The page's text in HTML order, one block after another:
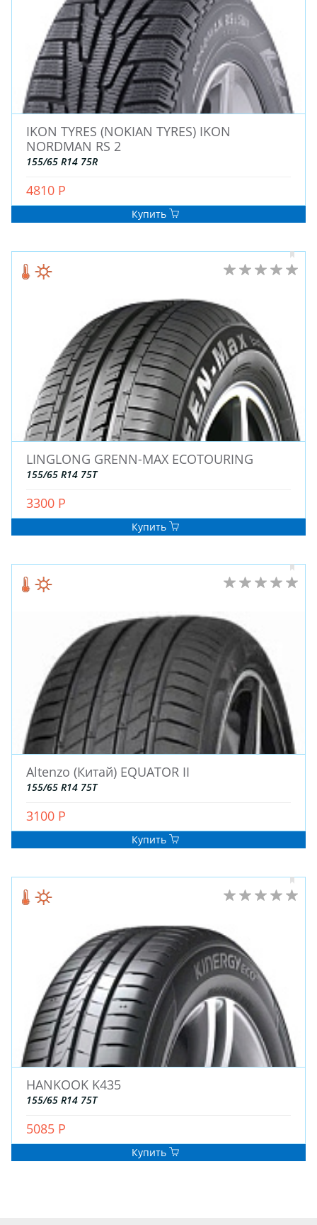
ЗИМНИЕ
ЛЕТНИЕ
ДЛЯ СПЕЦТЕХНИКИ
ДЛЯ ГРУЗОВЫХ АВТО
ДЛЯ ГРУЗОВЫХ АВТО
ДЛЯ ЛЕГКОВЫХ АВТО
ШИНЫ
ДИСКИ
АККУМУЛЯТОРЫ
IKON TYRES (NOKIAN TYRES) IKON
NORDMAN RS 2
155/65 R14 75R
4810 Р
Купить
LINGLONG GRENN-MAX ECOTOURING
155/65 R14 75T
3300 Р
Купить
Altenzo (Китай) EQUATOR II
155/65 R14 75T
3100 Р
Купить
HANKOOK K435
155/65 R14 75T
5085 Р
Купить